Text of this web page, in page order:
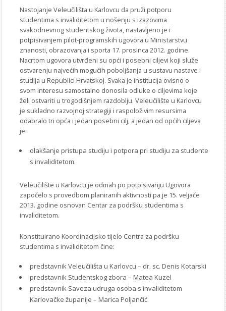
Nastojanje Veleučilišta u Karlovcu da pruži potporu
studentima s invaliditetom u nošenju s izazovima
svakodnevnog studentskog života, nastavljeno je i
potpisivanjem pilot-programskih ugovora u Ministarstvu
znanosti, obrazovanja i sporta 17. prosinca 2012. godine.
Nacrtom ugovora utvrđeni su opći i posebni ciljevi koji služe
ostvarenju najvećih mogućih poboljšanja u sustavu nastave i
studija u Republici Hrvatskoj. Svaka je institucija ovisno o
svom interesu samostalno donosila odluke o ciljevima koje
želi ostvariti u trogodišnjem razdoblju. Veleučilište u Karlovcu
je sukladno razvojnoj strategiji i raspoloživim resursima
odabralo tri opća i jedan posebni cilj, a jedan od općih ciljeva
je:
olakšanje pristupa studiju i potpora pri studiju za studente
s invaliditetom.
Veleučilište u Karlovcu je odmah po potpisivanju Ugovora
započelo s provedbom planiranih aktivnosti pa je 15. veljače
2013. godine osnovan Centar za podršku studentima s
invaliditetom.
Konstituirano Koordinacijsko tijelo Centra za podršku
studentima s invaliditetom čine:
predstavnik Veleučilišta u Karlovcu – dr. sc. Denis Kotarski
predstavnik Studentskog zbora – Matea Kuzel
predstavnik Saveza udruga osoba s invaliditetom
Karlovačke županije – Marica Poljančić